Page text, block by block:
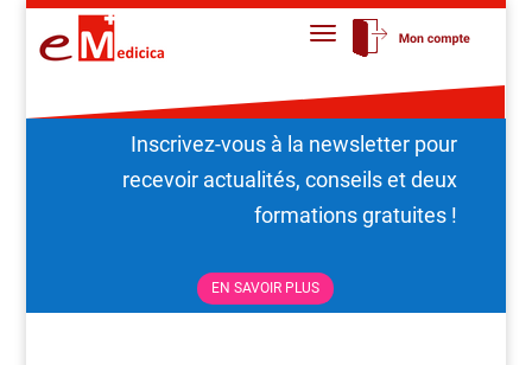
Inscrivez-vous à la newsletter pour
recevoir actualités, conseils et deux
formations gratuites !
EN SAVOIR PLUS